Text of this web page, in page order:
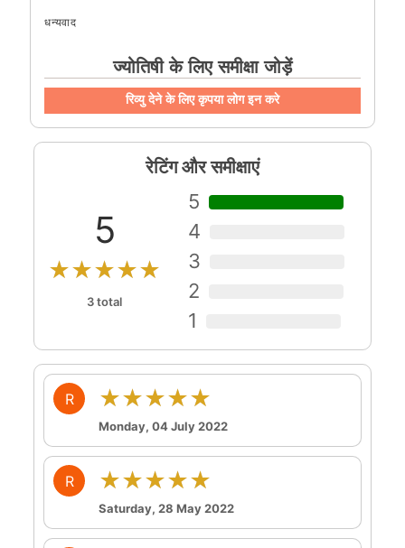
धन्यवाद
ज्योतिषी के लिए समीक्षा जोड़ें
रिव्यु देने के लिए कृपया लोग इन करे
रेटिंग और समीक्षाएं
5
★★★★★
3 total
5
4
3
2
1
R ★★★★★
Monday, 04 July 2022
R ★★★★★
Saturday, 28 May 2022